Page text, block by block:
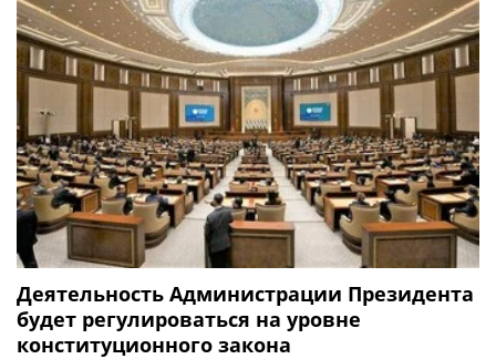
Деятельность Администрации Президента
будет регулироваться на уровне
конституционного закона